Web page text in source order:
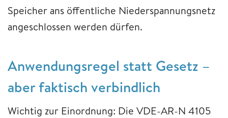
Speicher ans öffentliche Niederspannungsnetz
angeschlossen werden dürfen.
Anwendungsregel statt Gesetz –
aber faktisch verbindlich
Wichtig zur Einordnung: Die VDE-AR-N 4105